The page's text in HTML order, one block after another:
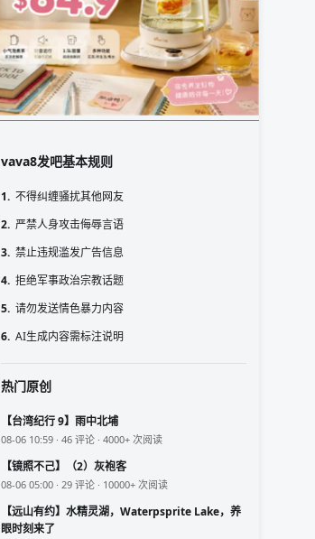
vava8发吧基本规则
1. 不得纠缠骚扰其他网友
2. 严禁人身攻击侮辱言语
3. 禁止违规滥发广告信息
4. 拒绝军事政治宗教话题
5. 请勿发送情色暴力内容
6. AI生成内容需标注说明
热门原创
【台湾纪行 9】雨中北埔
08-06 10:59 · 46 评论 · 4000+ 次阅读
【镜照不己】（2）灰袍客
08-06 05:00 · 29 评论 · 10000+ 次阅读
【远山有约】水精灵湖，Waterpsprite Lake，养
眼时刻来了